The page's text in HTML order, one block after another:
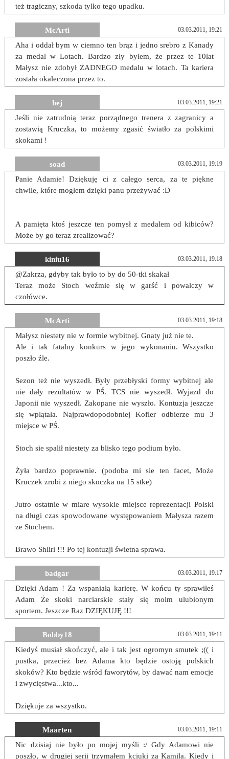
też tragiczny, szkoda tylko tego upadku.
McArti 03.03.2011, 19:21
Aha i oddał bym w ciemno ten brąz i jedno srebro z Kanady
za medal w Lotach. Bardzo zły byłem, że przez te 10lat
Małysz nie zdobył ŻADNEGO medalu w lotach. Ta kariera
została okaleczona przez to.
hej 03.03.2011, 19:21
Jeśli nie zatrudnią teraz porządnego trenera z zagranicy a
zostawią Kruczka, to możemy zgasić światło za polskimi
skokami !
soad 03.03.2011, 19:19
Panie Adamie! Dziękuję ci z całego serca, za te piękne
chwile, które mogłem dzięki panu przeżywać :D
A pamięta ktoś jeszcze ten pomysł z medalem od kibiców?
Może by go teraz zrealizować?
kiniu16 03.03.2011, 19:18
@Zakrza, gdyby tak było to by do 50-tki skakał
Teraz może Stoch weźmie się w garść i powalczy w
czołówce.
McArti 03.03.2011, 19:18
Małysz niestety nie w formie wybitnej. Gnaty już nie te.
Ale i tak fatalny konkurs w jego wykonaniu. Wszystko
poszło źle.
Sezon też nie wyszedł. Były przebłyski formy wybitnej ale
nie dały rezultatów w PŚ. TCS nie wyszedł. Wyjazd do
Japonii nie wyszedł. Zakopane nie wyszło. Kontuzja jeszcze
się wplątała. Najprawdopodobniej Kofler odbierze mu 3
miejsce w PŚ.
Stoch sie spalił niestety za blisko tego podium było.
Żyła bardzo poprawnie. (podoba mi sie ten facet, Może
Kruczek zrobi z niego skoczka na 15 stke)
Jutro ostatnie w miare wysokie miejsce reprezentacji Polski
na długi czas spowodowane występowaniem Małysza razem
ze Stochem.
Brawo Shliri !!! Po tej kontuzji świetna sprawa.
badgar 03.03.2011, 19:17
Dzięki Adam ! Za wspaniałą karierę. W końcu ty sprawiłeś
Adam Że skoki narciarskie stały się moim ulubionym
sportem. Jeszcze Raz DZIĘKUJĘ !!!
Bobby18 03.03.2011, 19:11
Kiedyś musiał skończyć, ale i tak jest ogromyn smutek ;(( i
pustka, przecież bez Adama kto będzie ostoją polskich
skoków? Kto będzie wśród faworytów, by dawać nam emocje
i zwycięstwa...kto...
Dziękuje za wszystko.
Maarten 03.03.2011, 19:11
Nic dzisiaj nie było po mojej myśli :/ Gdy Adamowi nie
poszło, w drugiej serii trzymałem kciuki za Kamila. Kiedy i